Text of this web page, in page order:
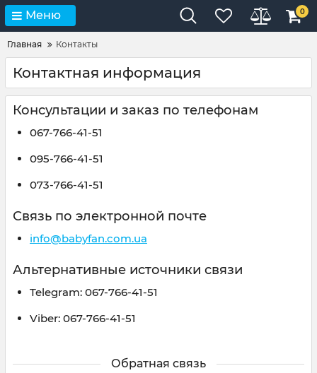
Меню 0
Главная Контакты
Контактная информация
Консультации и заказ по телефонам
067-766-41-51
095-766-41-51
073-766-41-51
Связь по электронной почте
info@babyfan.com.ua
Альтернативные источники связи
Telegram: 067-766-41-51
Viber: 067-766-41-51
Обратная связь